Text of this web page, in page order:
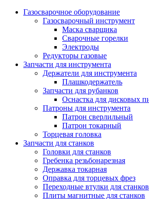
Газосварочное оборудование
Газосварочный инструмент
Маска сварщика
Сварочные горелки
Электроды
Редукторы газовые
Запчасти для инструмента
Держатели для инструмента
Плашкодержатель
Запчасти для рубанков
Оснастка для дисковых
Патроны для инструмента
Патрон сверлильный
Патрон токарный
Торцевая головка
Запчасти для станков
Головки для станков
Гребенка резьбонарезная
Державка токарная
Оправка для торцевых фрез
Переходные втулки для станков
Плиты магнитные для станков